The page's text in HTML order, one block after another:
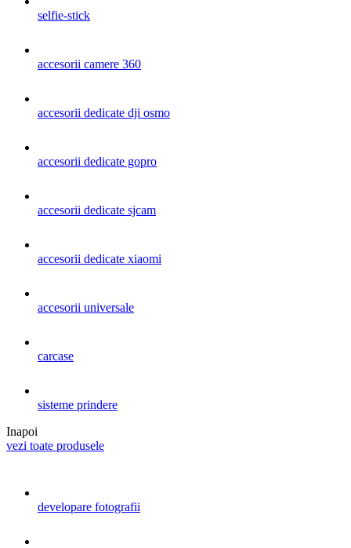
selfie-stick
accesorii camere 360
accesorii dedicate dji osmo
accesorii dedicate gopro
accesorii dedicate sjcam
accesorii dedicate xiaomi
accesorii universale
carcase
sisteme prindere
Inapoi
vezi toate produsele
developare fotografii